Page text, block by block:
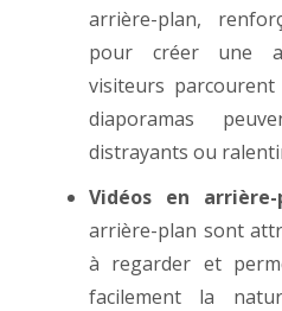
arrière-plan,
pour créer une
visiteurs parcourent
diaporamas
distrayants ou
Vidéos en
arrière-plan sont
à regarder et
facilement la